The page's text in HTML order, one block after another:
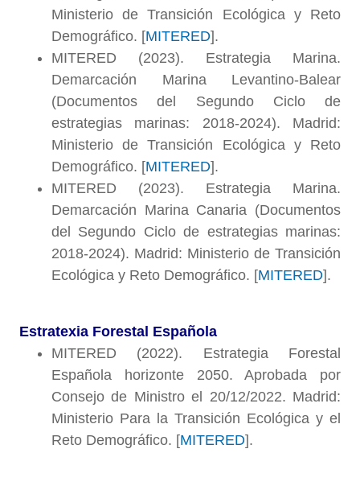
Ministerio de Transición Ecológica y Reto
Demográfico. [MITERED].
MITERED (2023). Estrategia Marina.
Demarcación Marina Levantino-Balear
(Documentos del Segundo Ciclo de
estrategias marinas: 2018-2024). Madrid:
Ministerio de Transición Ecológica y Reto
Demográfico. [MITERED].
MITERED (2023). Estrategia Marina.
Demarcación Marina Canaria (Documentos
del Segundo Ciclo de estrategias marinas:
2018-2024). Madrid: Ministerio de Transición
Ecológica y Reto Demográfico. [MITERED].
Estratexia Forestal Española
MITERED (2022). Estrategia Forestal
Española horizonte 2050. Aprobada por
Consejo de Ministro el 20/12/2022. Madrid:
Ministerio Para la Transición Ecológica y el
Reto Demográfico. [MITERED].